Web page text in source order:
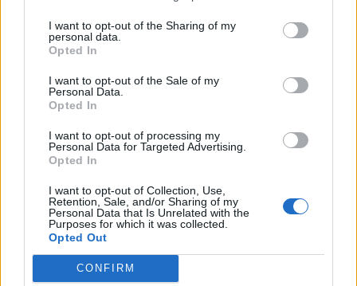
I want to opt-out of the Sharing of my
personal data.
Opted In
I want to opt-out of the Sale of my
Personal Data.
Opted In
I want to opt-out of processing my
Personal Data for Targeted Advertising.
Opted In
I want to opt-out of Collection, Use,
Retention, Sale, and/or Sharing of my
Personal Data that Is Unrelated with the
Purposes for which it was collected.
Opted Out
CONFIRM
έχει αρμοδιότητα στον έλεγχο των οικονομικών
των κομμάτων, των εκλογικών δαπανών και των
δηλώσεων περιουσιακής κατάστασης των πολιτικών
προσώπων. «Η Δημοκρατία δεν μπορεί να λειτουργεί
με καθεστώς πολιτικού αυτοελέγχου», ανέφερε
Για τα μέσα ενημέρωσης, ο πρόεδρος του ΠΑΣΟΚ
κατηγόρησε την κυβέρνηση για αδιαφανή κατανομή
κρατικής διαφήμισης, «λίστες Πέτσα», «αδιαφανείς
ροές χρήματος» και συγκέντρωση ισχύος στα ΜΜΕ.
Έθεσε, δε, ζήτημα προστασίας της πολυφωνίας και
ενίσχυσης της διαφάνειας στο ιδιοκτησιακό